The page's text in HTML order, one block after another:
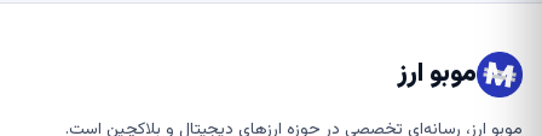
موبو ارز
موبو ارز، رسانه‌ای تخصصی در حوزه ارزهای دیجیتال و بلاکچین است.